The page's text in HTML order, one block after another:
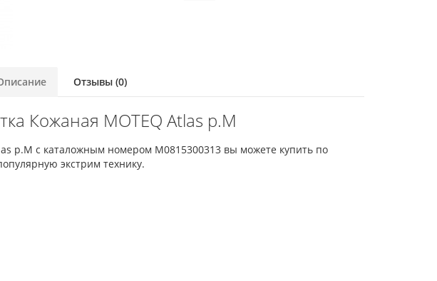
Отзывы (0)
Кожаная MOTEQ Atlas p.M
p.M с каталожным номером M0815300313 вы можете купить по
экстрим технику.